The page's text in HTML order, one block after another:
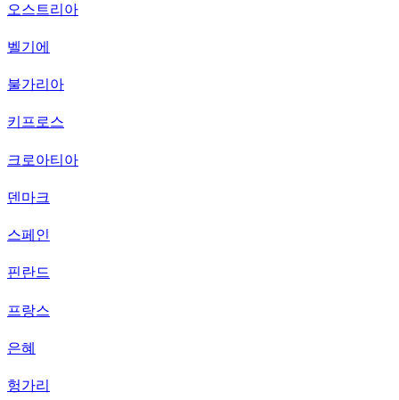
오스트리아
벨기에
불가리아
키프로스
크로아티아
덴마크
스페인
핀란드
프랑스
은혜
헝가리